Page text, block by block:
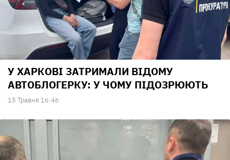
У ХАРКОВІ ЗАТРИМАЛИ ВІДОМУ
АВТОБЛОГЕРКУ: У ЧОМУ ПІДОЗРЮЮТЬ
15 Травня 16:46